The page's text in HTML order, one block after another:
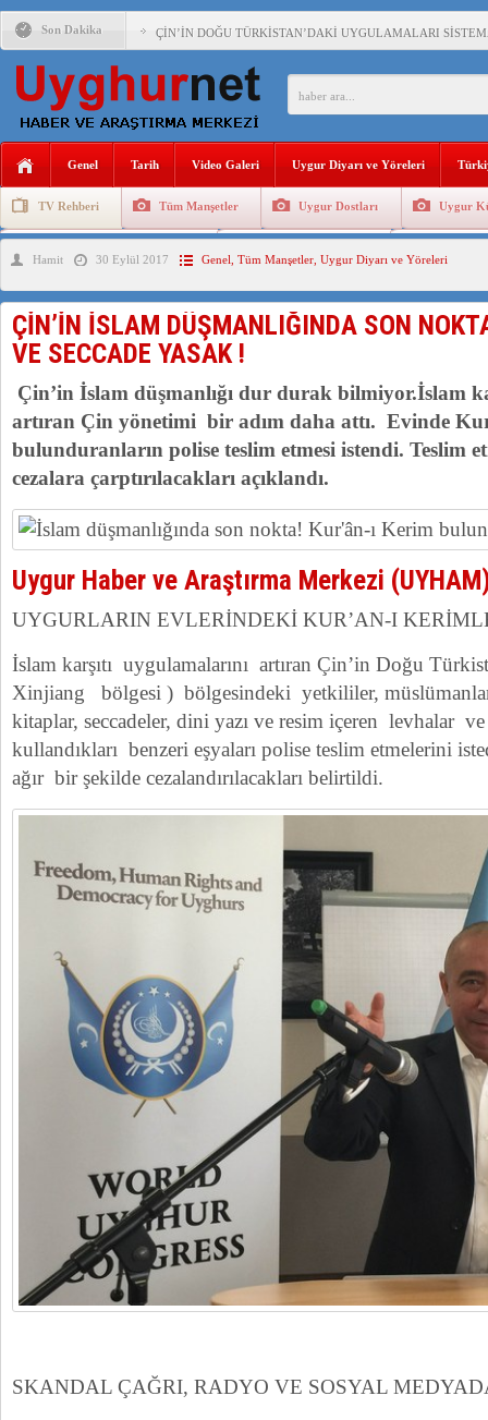
Son Dakika ÇİN’İN DOĞU TÜRKİSTAN’DAKİ UYGULAMALARI
DİYANET AKADEMİSİ BAŞKANI DOÇ.DR.KAAN : DOĞU
ÇİN’İN UYGUR POLİTİKALARINI ÖVEN DİYANET
MHP’DEN URUMÇİ KATLİAMI MESAJİ : 05.07.2009
İŞGALCİ ÇİN’DEN “FETİHLER SULTANI
SAADET PARTİSİ İLÇE BAŞKANI : TEMMUZ AYI,DOĞU
İŞGALCİ ÇİN,DOĞU TÜRKİSTAN’DA EN AZ 143 BİN
Genel Tarih Video Galeri Uygur Diyarı ve Yöreleri
TV Rehberi Tüm Manşetler Uygur Dostları Uygur
Uygurlarda Düğün ve Cenaze
Hamit 30 Eylül 2017 Genel Tüm Manşetler Uygur Diyarı ve Yöreleri
ÇİN’İN İSLAM DÜŞMANLIĞINDA SON
VE SECCADE YASAK !
Çin’in İslam düşmanlığı dur durak bilmiyor.İslam
artıran Çin yönetimi bir adım daha attı. Evinde
bulunduranların polise teslim etmesi istendi. Teslim
cezalara çarptırılacakları açıklandı.
Uygur Haber ve Araştırma Merkezi
UYGURLARIN EVLERİNDEKİ KUR’AN-I
İslam karşıtı uygulamalarını artıran Çin’in Doğu
Xinjiang bölgesi ) bölgesindeki yetkililer,
kitaplar, seccadeler, dini yazı ve resim içeren levhalar
kullandıkları benzeri eşyaları polise teslim etmelerini
ağır bir şekilde cezalandırılacakları belirtildi.
SKANDAL ÇAĞRI, RADYO VE SOSYAL